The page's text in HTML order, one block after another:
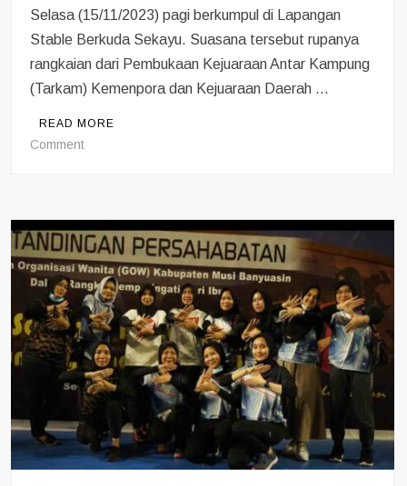
Selasa (15/11/2023) pagi berkumpul di Lapangan
Stable Berkuda Sekayu. Suasana tersebut rupanya
rangkaian dari Pembukaan Kejuaraan Antar Kampung
(Tarkam) Kemenpora dan Kejuaraan Daerah …
READ MORE
Commenton
Tarkam
Kemenpora,
Muba
Dinilai
Komitmen
Pembinaan
Atlet